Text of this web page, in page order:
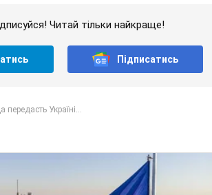
Читай тільки найкраще!
Підписатись
передасть Україні...